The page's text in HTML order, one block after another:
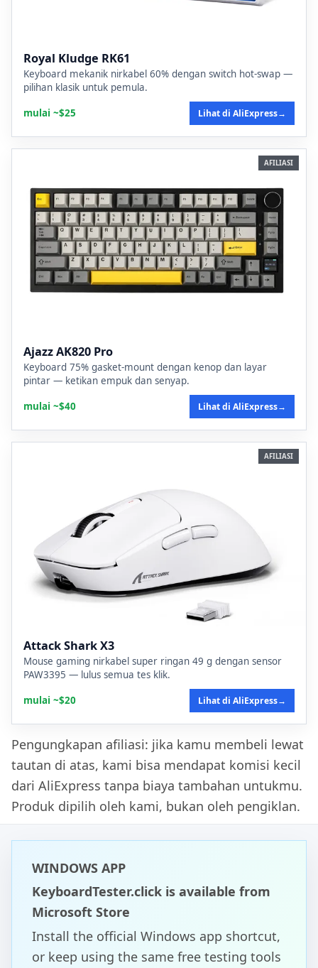
Royal Kludge RK61
Keyboard mekanik nirkabel 60% dengan switch hot-swap —
pilihan klasik untuk pemula.
mulai ~$25
Lihat di AliExpress→
AFILIASI
Ajazz AK820 Pro
Keyboard 75% gasket-mount dengan kenop dan layar
pintar — ketikan empuk dan senyap.
mulai ~$40
Lihat di AliExpress→
AFILIASI
Attack Shark X3
Mouse gaming nirkabel super ringan 49 g dengan sensor
PAW3395 — lulus semua tes klik.
mulai ~$20
Lihat di AliExpress→
Pengungkapan afiliasi: jika kamu membeli lewat
tautan di atas, kami bisa mendapat komisi kecil
dari AliExpress tanpa biaya tambahan untukmu.
Produk dipilih oleh kami, bukan oleh pengiklan.
WINDOWS APP
KeyboardTester.click is available from
Microsoft Store
Install the official Windows app shortcut,
or keep using the same free testing tools